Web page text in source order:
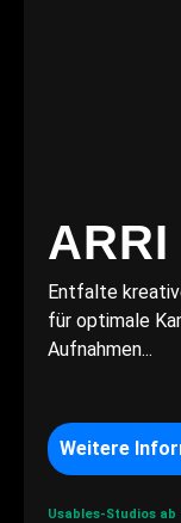
ARRI
Entfalte
für optimale
Aufnahmen...
Weitere
Usables-Studios ab